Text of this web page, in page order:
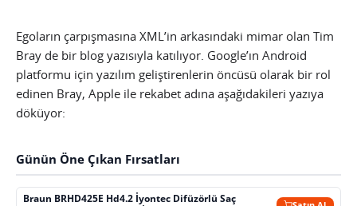
Egoların çarpışmasına XML’in arkasındaki mimar olan Tim
Bray de bir blog yazısıyla katılıyor. Google’ın Android
platformu için yazılım geliştirenlerin öncüsü olarak bir rol
edinen Bray, Apple ile rekabet adına aşağıdakileri yazıya
döküyor:
Günün Öne Çıkan Fırsatları
Braun BRHD425E Hd4.2 İyontec Difüzörlü Saç